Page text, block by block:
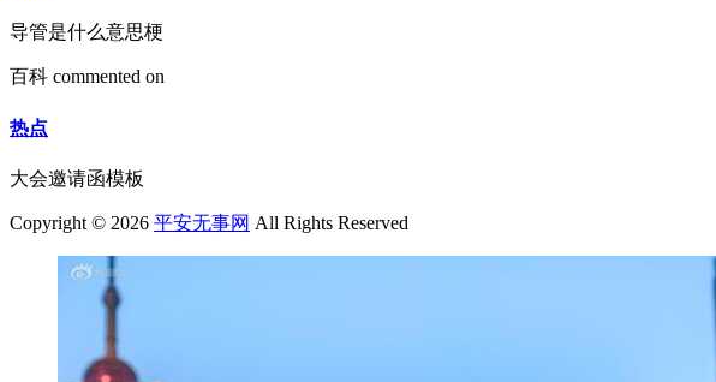
导管是什么意思梗
百科 commented on
热点
大会邀请函模板
Copyright © 2026 平安无事网 All Rights Reserved